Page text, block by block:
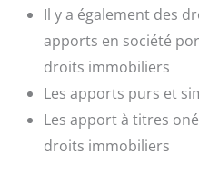
Il y a également des
apports en société
droits immobiliers
Les apports purs et
Les apport à titres
droits immobiliers